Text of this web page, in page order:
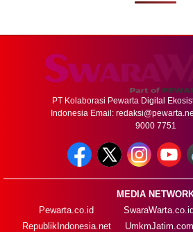
PT Kolaborasi Pewarta Digital
Indonesia Email:
9000 7751
MEDIA
Pewarta.co.id
RepublikIndonesia.net
UmkmJatim.com